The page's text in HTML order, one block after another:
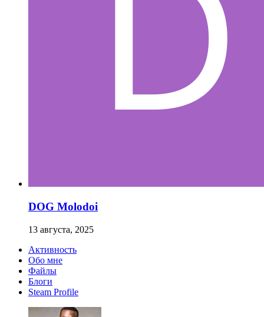
DOG Molodoi
13 августа, 2025
Активность
Обо мне
Файлы
Блоги
Steam Profile